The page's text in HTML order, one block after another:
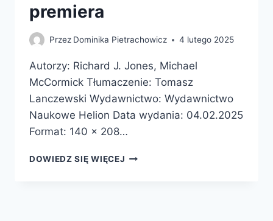
premiera
Przez Dominika Pietrachowicz 4 lutego 2025
Autorzy: Richard J. Jones, Michael
McCormick Tłumaczenie: Tomasz
Lanczewski Wydawnictwo: Wydawnictwo
Naukowe Helion Data wydania: 04.02.2025
Format: 140 x 208…
DOWIEDZ SIĘ WIĘCEJ BUNT